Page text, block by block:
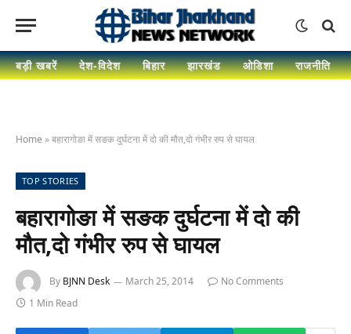
बड़ी खबरें देश-विदेश बिहार झारखंड ओडिशा राजनीति
Home »बहारागोङा में सङक दुर्घटना में दो की मौत,दो गंभीर रुप से घायल
TOP STORIES
बहारागोङा में सङक दुर्घटना में दो की
मौत,दो गंभीर रुप से घायल
By BJNN Desk March 25, 2014
No Comments
1 Min Read